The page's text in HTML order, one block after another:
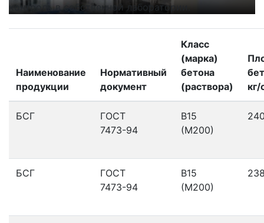
контроль в собственной лаборатории.
Наименование
продукции
Нормативный
документ
Класс
(марка)
бетона
(раствора)
кг/
БСГ
ГОСТ
7473-94
В15
(М200)
БСГ
ГОСТ
7473-94
В15
(М200)